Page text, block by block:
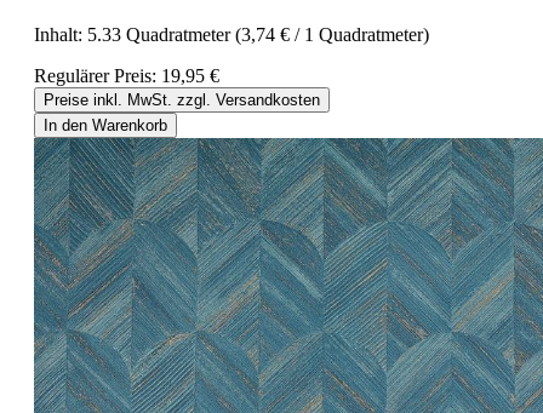
Inhalt: 5.33 Quadratmeter(3,74 € / 1 Quadratmeter)
Regulärer Preis: 19,95 €
Preise inkl. MwSt. zzgl. Versandkosten
In den Warenkorb